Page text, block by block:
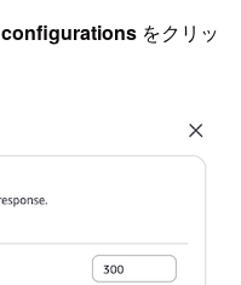
configurations をクリッ